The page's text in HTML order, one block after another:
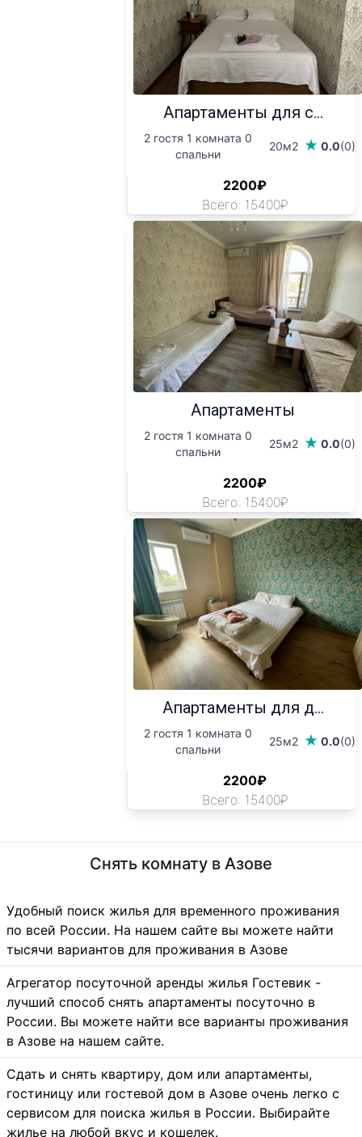
Апартаменты для с...
2 гостя 1 комната 0
спальни
20м2 0.0(0)
2200₽
Всего: 15400₽
Апартаменты
2 гостя 1 комната 0
спальни
25м2 0.0(0)
2200₽
Всего: 15400₽
Апартаменты для д...
2 гостя 1 комната 0
спальни
25м2 0.0(0)
2200₽
Всего: 15400₽
Снять комнату в Азове
Удобный поиск жилья для временного проживания
по всей России. На нашем сайте вы можете найти
тысячи вариантов для проживания в Азове
Агрегатор посуточной аренды жилья Гостевик -
лучший способ снять апартаменты посуточно в
России. Вы можете найти все варианты проживания
в Азове на нашем сайте.
Сдать и снять квартиру, дом или апартаменты,
гостиницу или гостевой дом в Азове очень легко с
сервисом для поиска жилья в России. Выбирайте
жилье на любой вкус и кошелек.